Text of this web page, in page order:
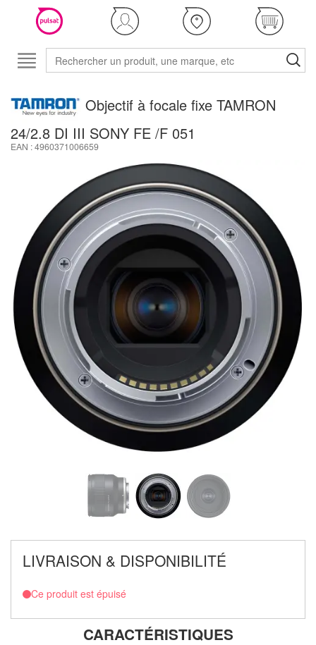
Objectif à focale fixe TAMRON
24/2.8 DI III SONY FE /F 051
EAN : 4960371006659
LIVRAISON & DISPONIBILITÉ
Ce produit est épuisé
CARACTÉRISTIQUES